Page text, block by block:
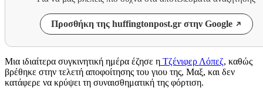
Προσθήκη της huffingtonpost.gr στην Google
Μια ιδιαίτερα συγκινητική ημέρα έζησε η Τζένιφερ Λόπεζ, καθώς
βρέθηκε στην τελετή αποφοίτησης του γιου της, Μαξ, και δεν
κατάφερε να κρύψει τη συναισθηματική της φόρτιση.